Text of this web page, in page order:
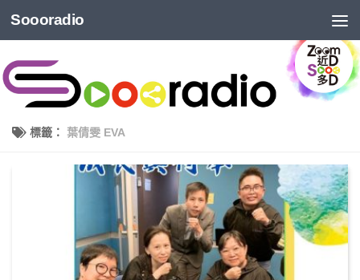
Soooradio
標籤： 葉倩雯 EVA